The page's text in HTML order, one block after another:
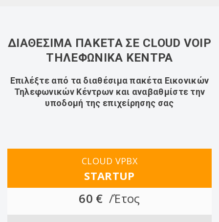
ΔΙΑΘΕΣΙΜΑ ΠΑΚΕΤΑ ΣΕ CLOUD VOIP
ΤΗΛΕΦΩΝΙΚΑ ΚΕΝΤΡΑ
Επιλέξτε από τα διαθέσιμα πακέτα Εικονικών
Τηλεφωνικών Κέντρων και αναβαθμίστε την
υποδομή της επιχείρησης σας
CLOUD VPBX
STARTUP
60 €/Έτος